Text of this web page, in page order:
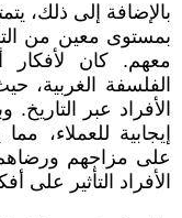
بالإضافة إلى ذلك،
بمستوى معين من
معهم. كان لأفكار
الفلسفة
الأفراد عبر
إيجابية للعملاء،
على مزاجهم ورضاهم
الأفراد التأثير